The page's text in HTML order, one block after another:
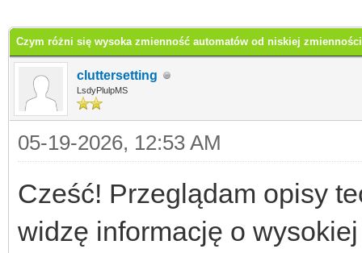
Czym różni się wysoka zmienność automatów od niskiej
cluttersetting
LsdyPlulpMS
05-19-2026, 12:53 AM
Cześć! Przeglądam opisy
widzę informację o